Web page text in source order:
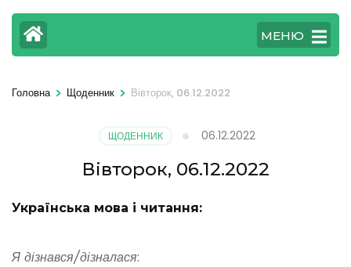
МЕНЮ
Головна > Щоденник > Вівторок, 06.12.2022
ЩОДЕННИК 06.12.2022
Вівторок, 06.12.2022
Українська мова і читання:
Я дізнався/дізналася: